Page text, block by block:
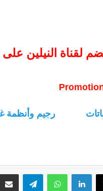
لقناة النيلين
رجيم وأنظمة
لينكدإن واتساب